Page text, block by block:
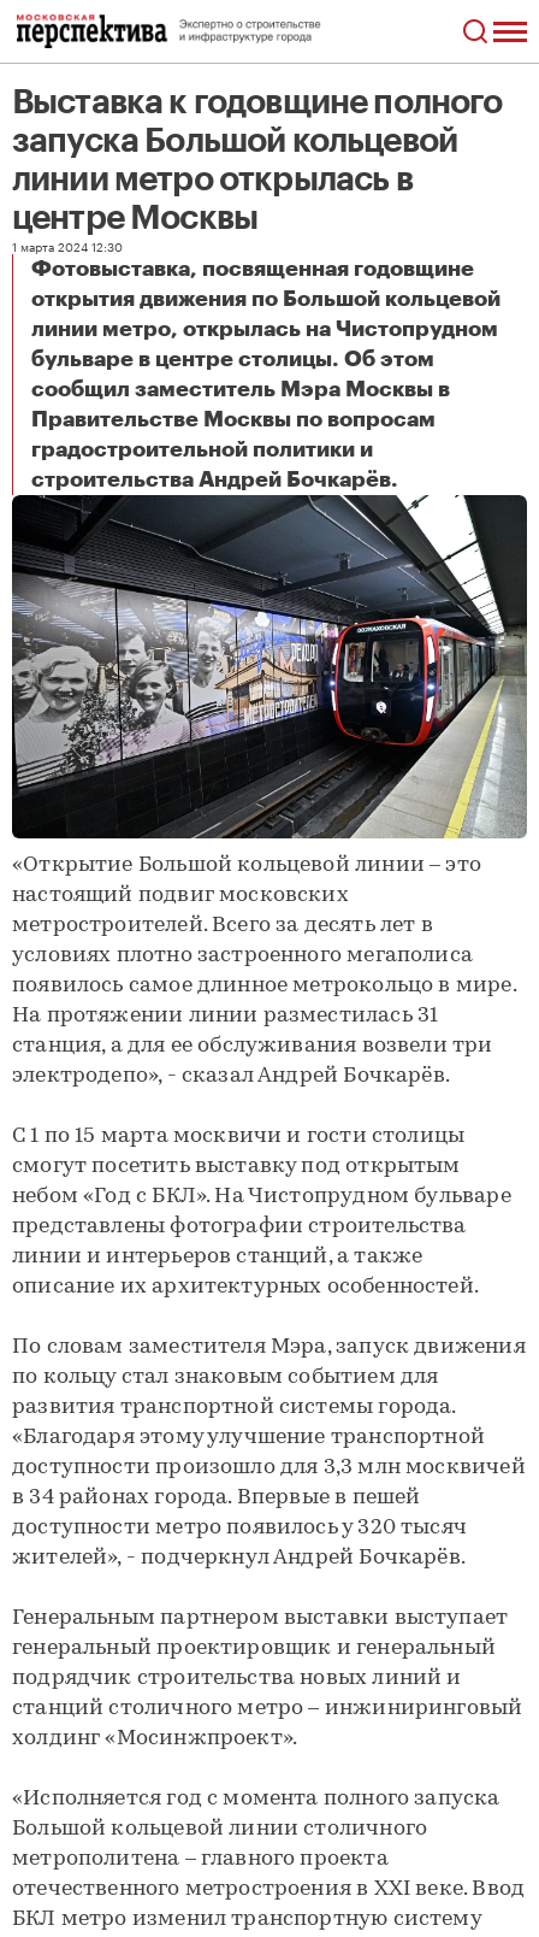
Выставка к годовщине полного
запуска Большой кольцевой
линии метро открылась в
центре Москвы
1 марта 2024 12:30
Фотовыставка, посвященная годовщине
открытия движения по Большой кольцевой
линии метро, открылась на Чистопрудном
бульваре в центре столицы. Об этом
сообщил заместитель Мэра Москвы в
Правительстве Москвы по вопросам
градостроительной политики и
строительства Андрей Бочкарёв.
«Открытие Большой кольцевой линии – это
настоящий подвиг московских
метростроителей. Всего за десять лет в
условиях плотно застроенного мегаполиса
появилось самое длинное метрокольцо в мире.
На протяжении линии разместилась 31
станция, а для ее обслуживания возвели три
электродепо», - сказал Андрей Бочкарёв.
С 1 по 15 марта москвичи и гости столицы
смогут посетить выставку под открытым
небом «Год с БКЛ». На Чистопрудном бульваре
представлены фотографии строительства
линии и интерьеров станций, а также
описание их архитектурных особенностей.
По словам заместителя Мэра, запуск движения
по кольцу стал знаковым событием для
развития транспортной системы города.
«Благодаря этому улучшение транспортной
доступности произошло для 3,3 млн москвичей
в 34 районах города. Впервые в пешей
доступности метро появилось у 320 тысяч
жителей», - подчеркнул Андрей Бочкарёв.
Генеральным партнером выставки выступает
генеральный проектировщик и генеральный
подрядчик строительства новых линий и
станций столичного метро – инжиниринговый
холдинг «Мосинжпроект».
«Исполняется год с момента полного запуска
Большой кольцевой линии столичного
метрополитена – главного проекта
отечественного метростроения в XXI веке. Ввод
БКЛ метро изменил транспортную систему